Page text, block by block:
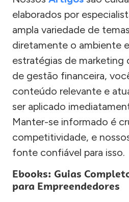
elaborados por
ampla variedade de
diretamente o ambiente
estratégias de marketing
de gestão financeira,
conteúdo relevante e
ser aplicado
Manter-se informado é
competitividade, e
fonte confiável para isso.
Ebooks: Guias
para Empreendedores